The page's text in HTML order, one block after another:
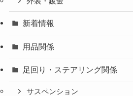
新着情報
用品関係
足回り・ステアリング関係
サスペンション